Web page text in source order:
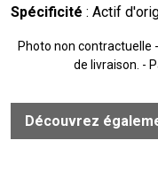
Spécificité : Actif
Photo non contractuelle
de livraison. -
Découvrez